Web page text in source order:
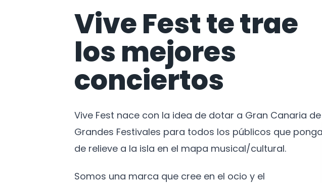
Vive Fest te trae
los mejores
conciertos
Vive Fest nace con la idea de dotar a Gran Canaria de
Grandes Festivales para todos los públicos que ponga
de relieve a la isla en el mapa musical/cultural.
Somos una marca que cree en el ocio y el